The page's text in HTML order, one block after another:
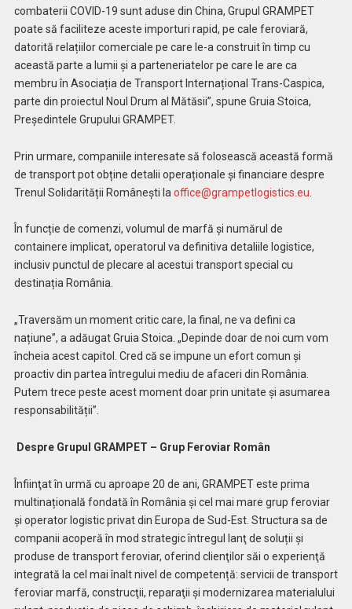
combaterii COVID-19 sunt aduse din China, Grupul GRAMPET
poate să faciliteze aceste importuri rapid, pe cale feroviară,
datorită relațiilor comerciale pe care le-a construit în timp cu
această parte a lumii și a parteneriatelor pe care le are ca
membru în Asociația de Transport Internațional Trans-Caspica,
parte din proiectul Noul Drum al Mătăsii”, spune Gruia Stoica,
Președintele Grupului GRAMPET.
Prin urmare, companiile interesate să folosească această formă
de transport pot obține detalii operaționale și financiare despre
Trenul Solidarității Românești la office@grampetlogistics.eu
În funcție de comenzi, volumul de marfă și numărul de
containere implicat, operatorul va definitiva detaliile logistice,
inclusiv punctul de plecare al acestui transport special cu
destinația România.
„Traversăm un moment critic care, la final, ne va defini ca
națiune”, a adăugat Gruia Stoica. „Depinde doar de noi cum vom
încheia acest capitol. Cred că se impune un efort comun și
proactiv din partea întregului mediu de afaceri din România.
Putem trece peste acest moment doar prin unitate și asumarea
responsabilității”.
Despre Grupul GRAMPET – Grup Feroviar Român
Înfiinţat în urmă cu aproape 20 de ani, GRAMPET este prima
multinațională fondată în România și cel mai mare grup feroviar
și operator logistic privat din Europa de Sud-Est. Structura sa de
companii acoperă în mod strategic întregul lanţ de soluții și
produse de transport feroviar, oferind clienţilor săi o experienţă
integrată la cel mai înalt nivel de competență: servicii de transport
feroviar marfă, construcţii, reparaţii şi modernizarea materialului